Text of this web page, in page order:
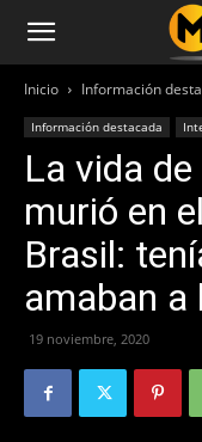
Inicio Información
Información destacada
La vida
murió en
Brasil:
amaban a
19 noviembre, 2020